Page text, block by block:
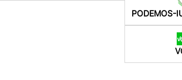
PODEMOS-